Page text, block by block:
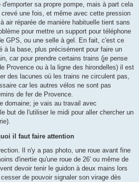
sa propre pompe, mais à part cela
une fois, et même avec cette pression
air réparée de manière habituelle tient sans
pour mettre un support pour téléphone
GPS, ou une selle à gel. En fait, c'est ce
à la base, plus précisément pour faire un
car pour prendre certains trains (je pense
Provence ou à la ligne des hirondelles) il est
des lacunes où les trains ne circulent pas,
car les autres vélos ne sont pas
de fer de Provence.
domaine; je vais au travail avec
but de l'utiliser le midi pour aller chercher un
il faut faire attention
Il n'y a pas photo, une roue avant fine
d'inertie qu'une roue de 26' ou même de
devoir tenir le guidon à deux mains lors
de pouvoir signaler son virage dès